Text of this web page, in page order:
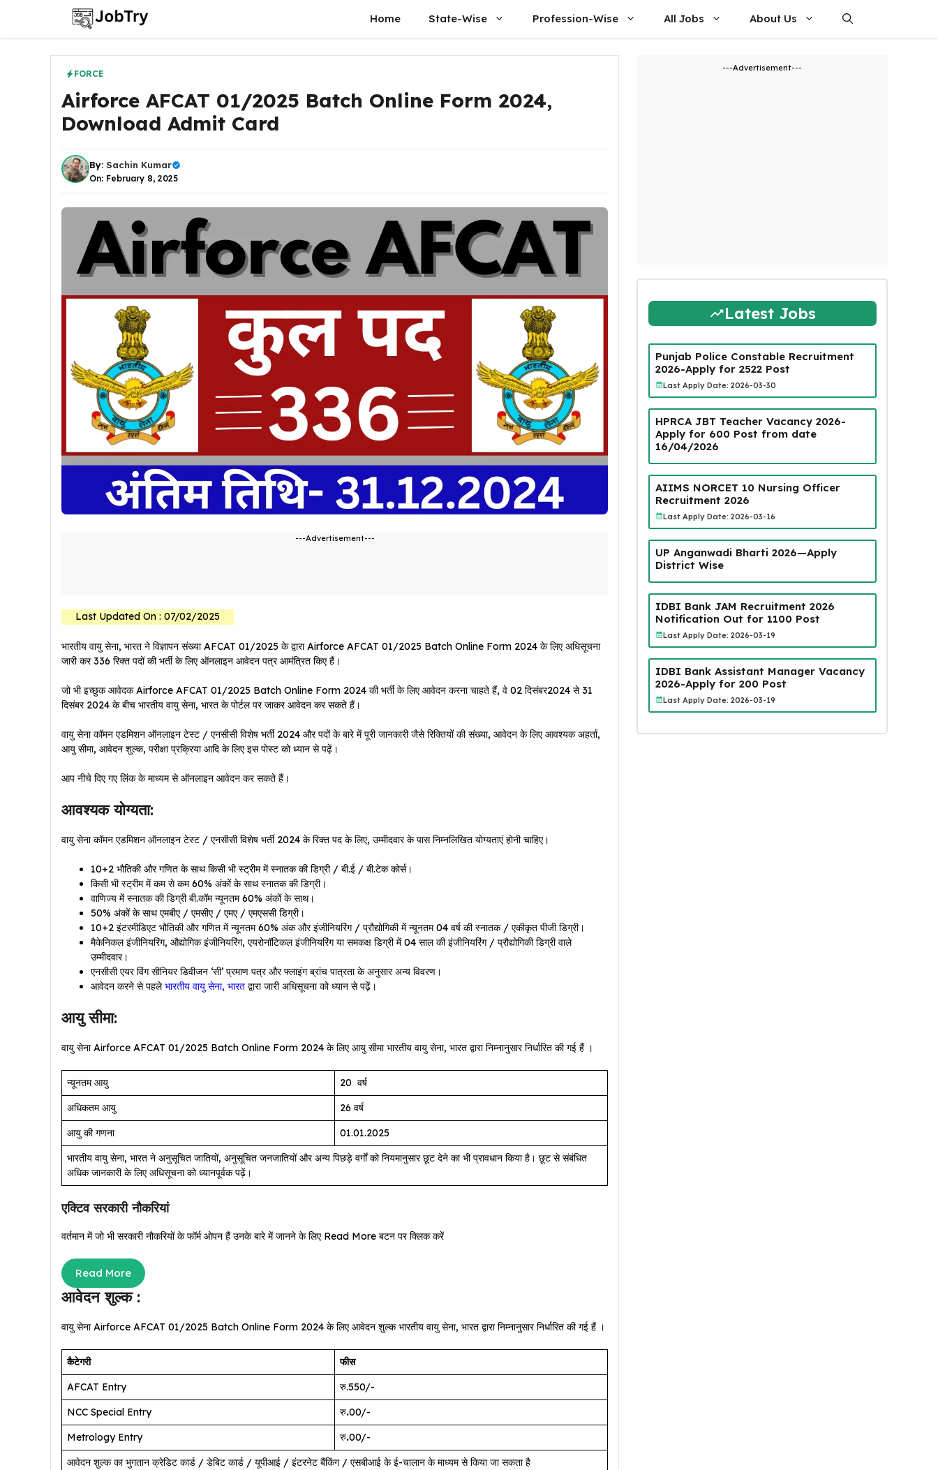
content
Home State-Wise Profession-Wise All Jobs About Us
FORCE
Airforce AFCAT 01/2025 Batch Online Form 2024,
Download Admit Card
By: Sachin Kumar
On: February 8, 2025
---Advertisement---
Last Updated On : 07/02/2025
भारतीय वायु सेना, भारत ने विज्ञापन संख्या AFCAT 01/2025 के द्वारा Airforce AFCAT 01/2025 Batch Online Form 2024 के लिए अधिसूचना
जारी कर 336 रिक्त पदों की भर्ती के लिए ऑनलाइन आवेदन पत्र आमंत्रित किए हैं।
जो भी इच्छुक आवेदक Airforce AFCAT 01/2025 Batch Online Form 2024 की भर्ती के लिए आवेदन करना चाहते हैं, वे 02 दिसंबर2024 से 31
दिसंबर 2024 के बीच भारतीय वायु सेना, भारत के पोर्टल पर जाकर आवेदन कर सकते हैं।
वायु सेना कॉमन एडमिशन ऑनलाइन टेस्ट / एनसीसी विशेष भर्ती 2024 और पदों के बारे में पूरी जानकारी जैसे रिक्तियों की संख्या, आवेदन के लिए आवश्यक अहर्ता,
आयु सीमा, आवेदन शुल्क, परीक्षा प्रक्रिया आदि के लिए इस पोस्ट को ध्यान से पढ़ें।
आप नीचे दिए गए लिंक के माध्यम से ऑनलाइन आवेदन कर सकते हैं।
आवश्यक योग्यता:
वायु सेना कॉमन एडमिशन ऑनलाइन टेस्ट / एनसीसी विशेष भर्ती 2024 के रिक्त पद के लिए, उम्मीदवार के पास निम्नलिखित योग्यताएं होनी चाहिए।
10+2 भौतिकी और गणित के साथ किसी भी स्ट्रीम में स्नातक की डिग्री / बी.ई / बी.टेक कोर्स।
किसी भी स्ट्रीम में कम से कम 60% अंकों के साथ स्नातक की डिग्री।
वाणिज्य में स्नातक की डिग्री बी.कॉम न्यूनतम 60% अंकों के साथ।
50% अंकों के साथ एमबीए / एमसीए / एमए / एमएससी डिग्री।
10+2 इंटरमीडिएट भौतिकी और गणित में न्यूनतम 60% अंक और इंजीनियरिंग / प्रौद्योगिकी में न्यूनतम 04 वर्ष की स्नातक / एकीकृत पीजी डिग्री।
मैकेनिकल इंजीनियरिंग, औद्योगिक इंजीनियरिंग, एयरोनॉटिकल इंजीनियरिंग या समकक्ष डिग्री में 04 साल की इंजीनियरिंग / प्रौद्योगिकी डिग्री वाले
उम्मीदवार।
एनसीसी एयर विंग सीनियर डिवीजन ‘सी’ प्रमाण पत्र और फ्लाइंग ब्रांच पात्रता के अनुसार अन्य विवरण।
आवेदन करने से पहलेभारतीय वायु सेना, भारत द्वारा जारी अधिसूचना को ध्यान से पढ़ें।
आयु सीमा:
वायु सेना Airforce AFCAT 01/2025 Batch Online Form 2024 के लिए आयु सीमा भारतीय वायु सेना, भारत द्वारा निम्नानुसार निर्धारित की गई हैं ।
न्यूनतम आयु
20 वर्ष
अधिकतम आयु
26 वर्ष
आयु की गणना
01.01.2025
भारतीय वायु सेना, भारत ने अनुसूचित जातियों, अनुसूचित जनजातियों और अन्य पिछड़े वर्गों को नियमानुसार छूट देने का भी प्रावधान किया है। छूट से संबंधित
अधिक जानकारी के लिए अधिसूचना को ध्यानपूर्वक पढ़ें।
एक्टिव सरकारी नौकरियां
वर्तमान में जो भी सरकारी नौकरियों के फॉर्म ओपन हैं उनके बारे में जानने के लिए Read More बटन पर क्लिक करें
Read More
आवेदन शुल्क :
वायु सेना Airforce AFCAT 01/2025 Batch Online Form 2024 के लिए आवेदन शुल्क भारतीय वायु सेना, भारत द्वारा निम्नानुसार निर्धारित की गई हैं ।
कैटेगरी
फीस
AFCAT Entry
रु.550/-
NCC Special Entry
रु.00/-
Metrology Entry
रु.00/-
आवेदन शुल्क का भुगतान क्रेडिट कार्ड / डेबिट कार्ड / यूपीआई / इंटरनेट बैंकिंग / एसबीआई के ई-चालान के माध्यम से किया जा सकता है
---Advertisement---
Latest Jobs
Punjab Police Constable Recruitment
2026-Apply for 2522 Post
Last Apply Date: 2026-03-30
HPRCA JBT Teacher Vacancy 2026-
Apply for 600 Post from date
16/04/2026
AIIMS NORCET 10 Nursing Officer
Recruitment 2026
Last Apply Date: 2026-03-16
UP Anganwadi Bharti 2026—Apply
District Wise
IDBI Bank JAM Recruitment 2026
Notification Out for 1100 Post
Last Apply Date: 2026-03-19
IDBI Bank Assistant Manager Vacancy
2026-Apply for 200 Post
Last Apply Date: 2026-03-19